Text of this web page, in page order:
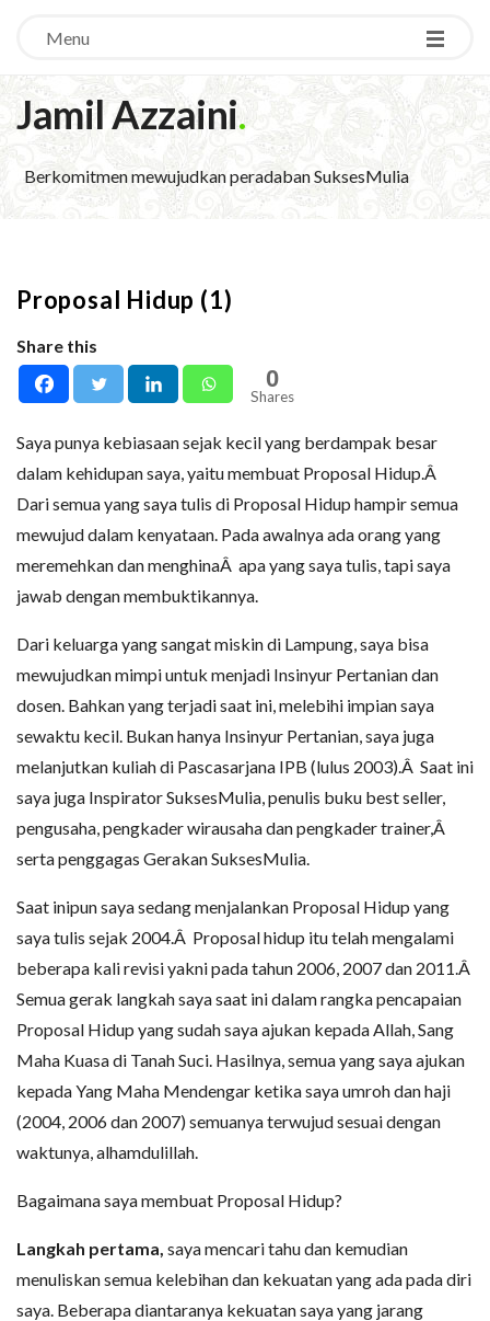
Menu
Jamil Azzaini.
Berkomitmen mewujudkan peradaban SuksesMulia
Proposal Hidup (1)
Share this
0
Shares
Saya punya kebiasaan sejak kecil yang berdampak besar
dalam kehidupan saya, yaitu membuat Proposal Hidup.Â
Dari semua yang saya tulis di Proposal Hidup hampir semua
mewujud dalam kenyataan. Pada awalnya ada orang yang
meremehkan dan menghinaÂ apa yang saya tulis, tapi saya
jawab dengan membuktikannya.
Dari keluarga yang sangat miskin di Lampung, saya bisa
mewujudkan mimpi untuk menjadi Insinyur Pertanian dan
dosen. Bahkan yang terjadi saat ini, melebihi impian saya
sewaktu kecil. Bukan hanya Insinyur Pertanian, saya juga
melanjutkan kuliah di Pascasarjana IPB (lulus 2003).Â Saat ini
saya juga Inspirator SuksesMulia, penulis buku best seller,
pengusaha, pengkader wirausaha dan pengkader trainer,Â
serta penggagas Gerakan SuksesMulia.
Saat inipun saya sedang menjalankan Proposal Hidup yang
saya tulis sejak 2004.Â Proposal hidup itu telah mengalami
beberapa kali revisi yakni pada tahun 2006, 2007 dan 2011.Â
Semua gerak langkah saya saat ini dalam rangka pencapaian
Proposal Hidup yang sudah saya ajukan kepada Allah, Sang
Maha Kuasa di Tanah Suci. Hasilnya, semua yang saya ajukan
kepada Yang Maha Mendengar ketika saya umroh dan haji
(2004, 2006 dan 2007) semuanya terwujud sesuai dengan
waktunya, alhamdulillah.
Bagaimana saya membuat Proposal Hidup?
Langkah pertama, saya mencari tahu dan kemudian
menuliskan semua kelebihan dan kekuatan yang ada pada diri
saya. Beberapa diantaranya kekuatan saya yang jarang